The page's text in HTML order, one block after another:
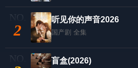
2
听见你的声音2026
国产剧 全集
盲盒(2026)